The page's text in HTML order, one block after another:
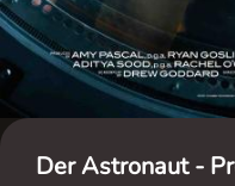
Der Astronaut -